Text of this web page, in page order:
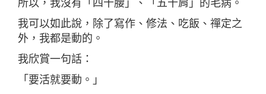
所以，我沒有「四十腰」、「五十肩」的毛病。
我可以如此說，除了寫作、修法、吃飯、禪定之
外，我都是動的。
我欣賞一句話：
「要活就要動。」